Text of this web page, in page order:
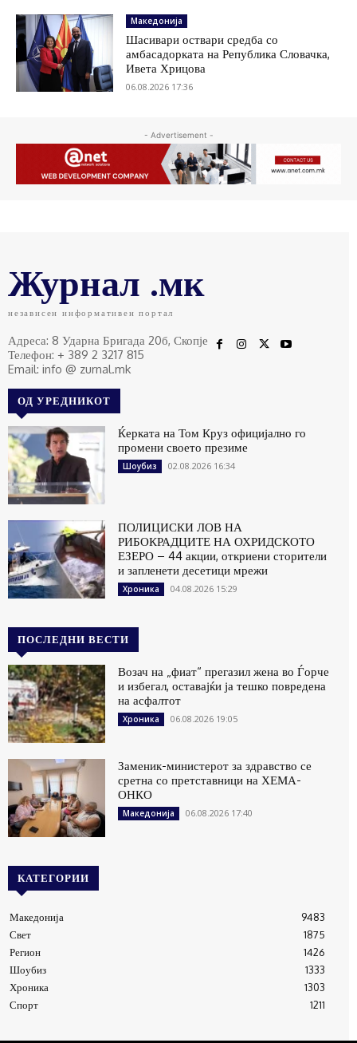
Македонија
Шасивари оствари средба со
амбасадорката на Република Словачка,
Ивета Хрицова
06.08.2026 17:36
- Advertisement -
Журнал .мк
независен информативен портал
Адреса: 8 Ударна Бригада 20б, Скопје
Телефон: + 389 2 3217 815
Email: info @ zurnal.mk
ОД УРЕДНИКОТ
Ќерката на Том Круз официјално го
промени своето презиме
Шоубиз 02.08.2026 16:34
ПОЛИЦИСКИ ЛОВ НА
РИБОКРАДЦИТЕ НА ОХРИДСКОТО
ЕЗЕРО – 44 акции, откриени сторители
и запленети десетици мрежи
Хроника 04.08.2026 15:29
ПОСЛЕДНИ ВЕСТИ
Возач на „фиат“ прегазил жена во Ѓорче
и избегал, оставајќи ја тешко повредена
на асфалтот
Хроника 06.08.2026 19:05
Заменик-министерот за здравство се
сретна со претставници на ХЕМА-
ОНКО
Македонија 06.08.2026 17:40
КАТЕГОРИИ
Македонија
9483
Свет
1875
Регион
1426
Шоубиз
1333
Хроника
1303
Спорт
1211